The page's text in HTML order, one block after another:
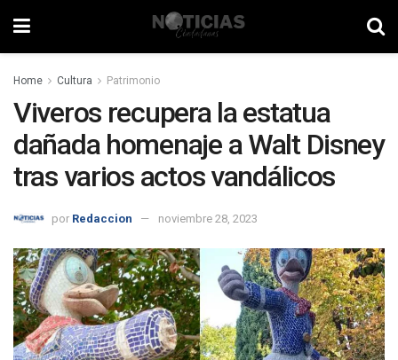
Home Cultura Patrimonio
Viveros recupera la estatua
dañada homenaje a Walt Disney
tras varios actos vandálicos
por Redaccion noviembre 28, 2023